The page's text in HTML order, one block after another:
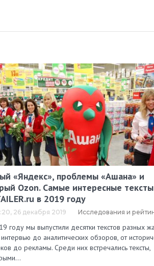
«Яндекс», проблемы «Ашана» и
Ozon. Самые интересные тексты
в 2019 году
26 декабря 2019 Исследования и
году мы выпустили десятки текстов разных
до аналитических обзоров, от
до рекламы. Среди них встречались тексты,